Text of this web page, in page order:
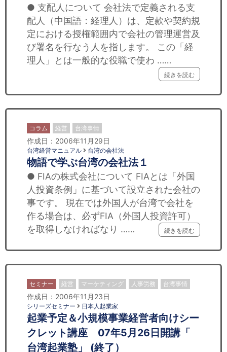
● 支配人について 会社法で定義される支
配人（中国語：経理人）は、定款や契約規
定における授権範囲内で会社の管理運営及
び署名を行なう人を指します。 この「経
理人」とは一般的な役職で使わ ……
続きを読む
コラム 経営 台湾事情
作成日：2006年11月29日
台湾経営マニュアル 台湾の会社法
物語で学ぶ台湾の会社法１
● FIAの株式会社について FIAとは「外国
人投資条例」に基づいて設立された会社の
事です。 現在では外国人が台湾で会社を
作る場合は、必ずFIA（外国人投資許可）
を取得しなければなり ……
続きを読む
セミナー 経営 マーケティング 人事労務 台湾事情
作成日：2006年11月23日
シリーズセミナー 日本人起業家
起業予定＆小規模事業経営者向けシー
クレット講座 07年5月26日開講「
台湾起業塾」 (終了）